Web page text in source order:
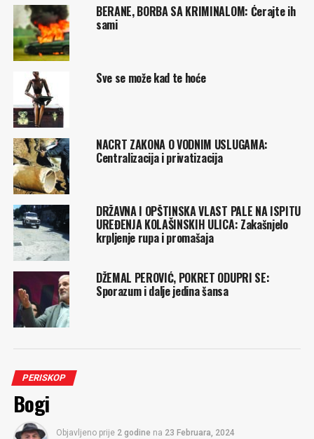
BERANE, BORBA SA KRIMINALOM: Ćerajte ih
sami
Sve se može kad te hoće
NACRT ZAKONA O VODNIM USLUGAMA:
Centralizacija i privatizacija
DRŽAVNA I OPŠTINSKA VLAST PALE NA ISPITU
UREĐENJA KOLAŠINSKIH ULICA: Zakašnjelo
krpljenje rupa i promašaja
DŽEMAL PEROVIĆ, POKRET ODUPRI SE:
Sporazum i dalje jedina šansa
PERISKOP
Bogi
Objavljeno prije 2 godine na 23 Februara, 2024